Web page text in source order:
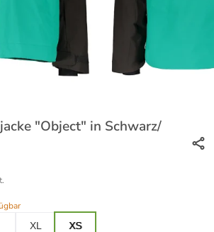
"Object" in Schwarz/
XL XS